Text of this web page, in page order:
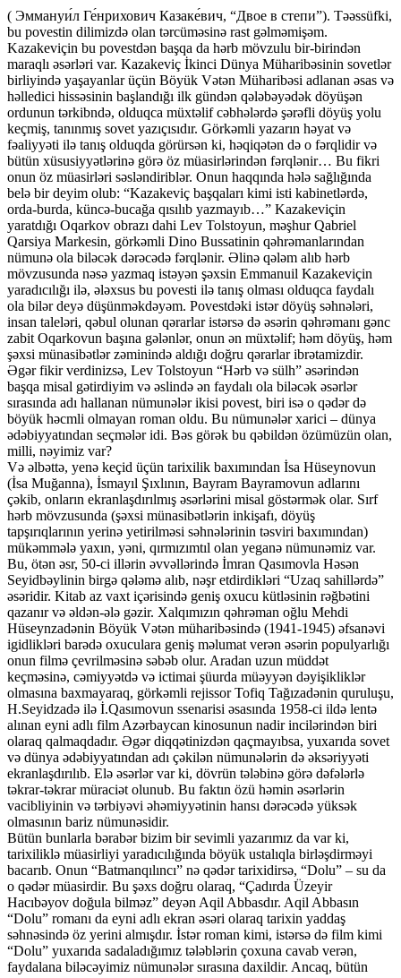
( Эммануи́л Ге́нрихович Казаке́вич, “Двое в степи”). Təəssüfki,
bu povestin dilimizdə olan tərcüməsinə rast gəlməmişəm.
Kazakeviçin bu povestdən başqa da hərb mövzulu bir-birindən
maraqlı əsərləri var. Kazakeviç İkinci Dünya Müharibəsinin sovetlər
birliyində yaşayanlar üçün Böyük Vətən Müharibəsi adlanan əsas və
həlledici hissəsinin başlandığı ilk gündən qələbəyədək döyüşən
ordunun tərkibndə, olduqca müxtəlif cəbhələrdə şərəfli döyüş yolu
keçmiş, tanınmış sovet yazıçısıdır. Görkəmli yazarın həyat və
fəaliyyəti ilə tanış olduqda görürsən ki, həqiqətən də o fərqlidir və
bütün xüsusiyyətlərinə görə öz müasirlərindən fərqlənir… Bu fikri
onun öz müasirləri səsləndiriblər. Onun haqqında hələ sağlığında
belə bir deyim olub: “Kazakeviç başqaları kimi isti kabinetlərdə,
orda-burda, küncə-bucağa qısılıb yazmayıb…” Kazakeviçin
yaratdığı Oqarkov obrazı dahi Lev Tolstoyun, məşhur Qabriel
Qarsiya Markesin, görkəmli Dino Bussatinin qəhrəmanlarından
nümunə ola biləcək dərəcədə fərqlənir. Əlinə qələm alıb hərb
mövzusunda nəsə yazmaq istəyən şəxsin Emmanuil Kazakeviçin
yaradıcılığı ilə, ələxsus bu povesti ilə tanış olması olduqca faydalı
ola bilər deyə düşünməkdəyəm. Povestdəki istər döyüş səhnələri,
insan taleləri, qəbul olunan qərarlar istərsə də əsərin qəhrəmanı gənc
zabit Oqarkovun başına gələnlər, onun ən müxtəlif; həm döyüş, həm
şəxsi münasibətlər zəminində aldığı doğru qərarlar ibrətamizdir.
Əgər fikir verdinizsə, Lev Tolstoyun “Hərb və sülh” əsərindən
başqa misal gətirdiyim və əslində ən faydalı ola biləcək əsərlər
sırasında adı hallanan nümunələr ikisi povest, biri isə o qədər də
böyük həcmli olmayan roman oldu. Bu nümunələr xarici – dünya
ədəbiyyatından seçmələr idi. Bəs görək bu qəbildən özümüzün olan,
milli, nəyimiz var?
Və əlbəttə, yenə keçid üçün tarixilik baxımından İsa Hüseynovun
(İsa Muğanna), İsmayıl Şıxlının, Bayram Bayramovun adlarını
çəkib, onların ekranlaşdırılmış əsərlərini misal göstərmək olar. Sırf
hərb mövzusunda (şəxsi münasibətlərin inkişafı, döyüş
tapşırıqlarının yerinə yetirilməsi səhnələrinin təsviri baxımından)
mükəmmələ yaxın, yəni, qırmızımtıl olan yeganə nümunəmiz var.
Bu, ötən əsr, 50-ci illərin əvvəllərində İmran Qasımovla Həsən
Seyidbəylinin birgə qələmə alıb, nəşr etdirdikləri “Uzaq sahillərdə”
əsəridir. Kitab az vaxt içərisində geniş oxucu kütləsinin rəğbətini
qazanır və əldən-ələ gəzir. Xalqımızın qəhrəman oğlu Mehdi
Hüseynzadənin Böyük Vətən müharibəsində (1941-1945) əfsanəvi
igidlikləri barədə oxuculara geniş məlumat verən əsərin populyarlığı
onun filmə çevrilməsinə səbəb olur. Aradan uzun müddət
keçməsinə, cəmiyyətdə və ictimai şüurda müəyyən dəyişikliklər
olmasına baxmayaraq, görkəmli rejissor Tofiq Tağızadənin quruluşu,
H.Seyidzadə ilə İ.Qasımovun ssenarisi əsasında 1958-ci ildə lentə
alınan eyni adlı film Azərbaycan kinosunun nadir incilərindən biri
olaraq qalmaqdadır. Əgər diqqətinizdən qaçmayıbsa, yuxarıda sovet
və dünya ədəbiyyatından adı çəkilən nümunələrin də əksəriyyəti
ekranlaşdırılıb. Elə əsərlər var ki, dövrün tələbinə görə dəfələrlə
təkrar-təkrar müraciət olunub. Bu faktın özü həmin əsərlərin
vacibliyinin və tərbiyəvi əhəmiyyətinin hansı dərəcədə yüksək
olmasının bariz nümunəsidir.
Bütün bunlarla bərabər bizim bir sevimli yazarımız da var ki,
tarixiliklə müasirliyi yaradıcılığında böyük ustalıqla birləşdirməyi
bacarıb. Onun “Batmanqılıncı” nə qədər tarixidirsə, “Dolu” – su da
o qədər müasirdir. Bu şəxs doğru olaraq, “Çadırda Üzeyir
Hacıbəyov doğula bilməz” deyən Aqil Abbasdır. Aqil Abbasın
“Dolu” romanı da eyni adlı ekran əsəri olaraq tarixin yaddaş
səhnəsində öz yerini almışdır. İstər roman kimi, istərsə də film kimi
“Dolu” yuxarıda sadaladığımız tələblərin çoxuna cavab verən,
faydalana biləcəyimiz nümunələr sırasına daxildir. Ancaq, bütün